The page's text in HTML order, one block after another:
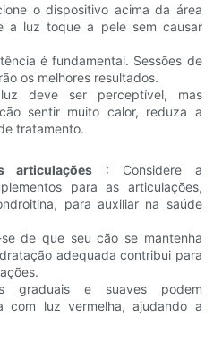
o dispositivo acima da área
a luz toque a pele sem causar
é fundamental. Sessões de
os melhores resultados.
deve ser perceptível, mas
sentir muito calor, reduza a
tratamento.
articulações : Considere a
para as articulações,
para auxiliar na saúde
de que seu cão se mantenha
adequada contribui para
graduais e suaves podem
com luz vermelha, ajudando a